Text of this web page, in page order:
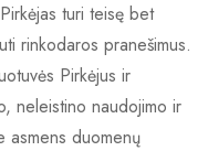
turi teisę bet
rinkodaros pranešimus.
Pirkėjus ir
neleistino naudojimo ir
asmens duomenų